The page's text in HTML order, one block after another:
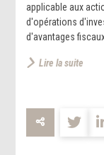
applicable aux
d'opérations
d'avantages
Lire la suite